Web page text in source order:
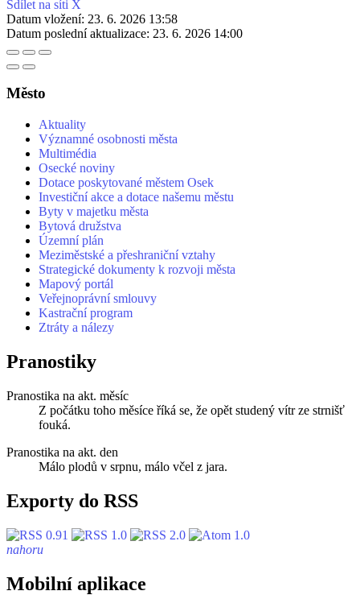
Sdílet na síti X
Datum vložení: 23. 6. 2026 13:58
Datum poslední aktualizace: 23. 6. 2026 14:00
Město
Aktuality
Významné osobnosti města
Multimédia
Osecké noviny
Dotace poskytované městem Osek
Investiční akce a dotace našemu městu
Byty v majetku města
Bytová družstva
Územní plán
Meziměstské a přeshraniční vztahy
Strategické dokumenty k rozvoji města
Mapový portál
Veřejnoprávní smlouvy
Kastrační program
Ztráty a nálezy
Pranostiky
Pranostika na akt. měsíc
Z počátku toho měsíce říká se, že opět studený vítr ze strnišť
fouká.
Pranostika na akt. den
Málo plodů v srpnu, málo včel z jara.
Exporty do RSS
nahoru
Mobilní aplikace